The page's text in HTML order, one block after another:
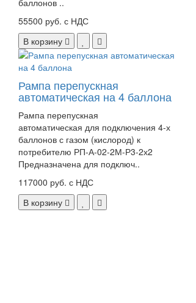
55500 руб. с НДС
В корзину
Рампа перепускная
автоматическая на 4 баллона
Рампа перепускная
автоматическая для подключения 4-х
баллонов с газом (кислород) к
потребителю РП-А-02-2М-Р3-2х2
Предназначена для подключ..
117000 руб. с НДС
В корзину